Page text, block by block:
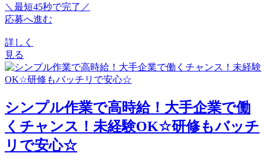
＼最短45秒で完了／
応募へ進む
詳しく
見る
シンプル作業で高時給！大手企業で働
くチャンス！未経験OK☆研修もバッチ
リで安心☆